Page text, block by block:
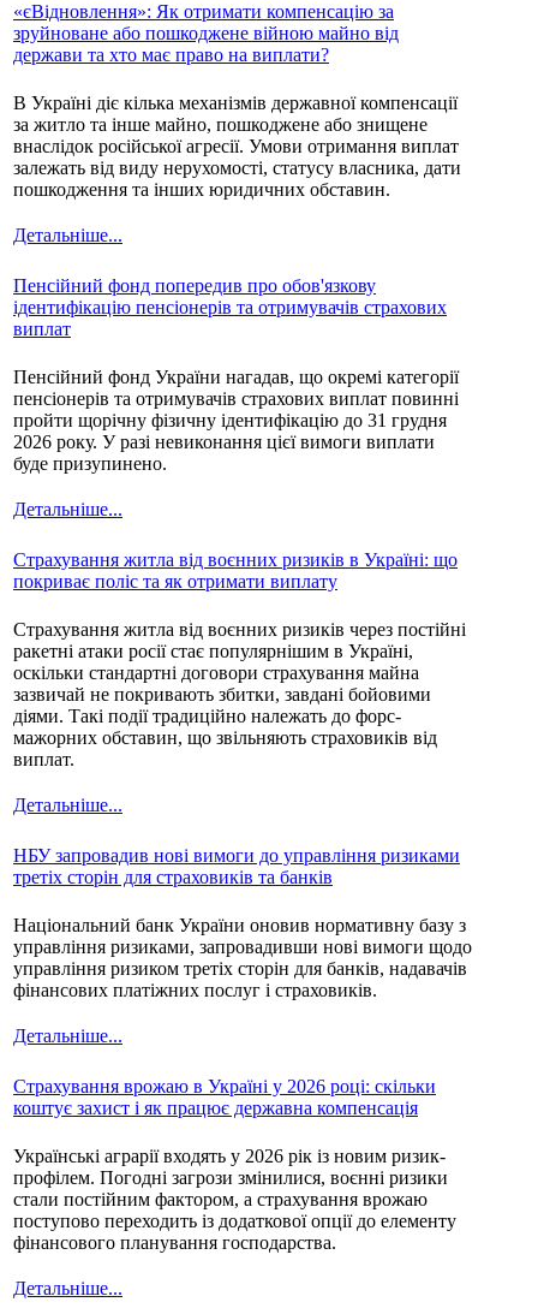
«єВідновлення»: Як отримати компенсацію за
зруйноване або пошкоджене війною майно від
держави та хто має право на виплати?
В Україні діє кілька механізмів державної компенсації
за житло та інше майно, пошкоджене або знищене
внаслідок російської агресії. Умови отримання виплат
залежать від виду нерухомості, статусу власника, дати
пошкодження та інших юридичних обставин.
Детальніше...
Пенсійний фонд попередив про обов'язкову
ідентифікацію пенсіонерів та отримувачів страхових
виплат
Пенсійний фонд України нагадав, що окремі категорії
пенсіонерів та отримувачів страхових виплат повинні
пройти щорічну фізичну ідентифікацію до 31 грудня
2026 року. У разі невиконання цієї вимоги виплати
буде призупинено.
Детальніше...
Страхування житла від воєнних ризиків в Україні: що
покриває поліс та як отримати виплату
Страхування житла від воєнних ризиків через постійні
ракетні атаки росії стає популярнішим в Україні,
оскільки стандартні договори страхування майна
зазвичай не покривають збитки, завдані бойовими
діями. Такі події традиційно належать до форс-
мажорних обставин, що звільняють страховиків від
виплат.
Детальніше...
НБУ запровадив нові вимоги до управління ризиками
третіх сторін для страховиків та банків
Національний банк України оновив нормативну базу з
управління ризиками, запровадивши нові вимоги щодо
управління ризиком третіх сторін для банків, надавачів
фінансових платіжних послуг і страховиків.
Детальніше...
Страхування врожаю в Україні у 2026 році: скільки
коштує захист і як працює державна компенсація
Українські аграрії входять у 2026 рік із новим ризик-
профілем. Погодні загрози змінилися, воєнні ризики
стали постійним фактором, а страхування врожаю
поступово переходить із додаткової опції до елементу
фінансового планування господарства.
Детальніше...